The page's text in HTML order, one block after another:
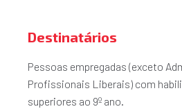
Destinatários
Pessoas empregadas (exceto
Profissionais Liberais) com
superiores ao 9º ano.